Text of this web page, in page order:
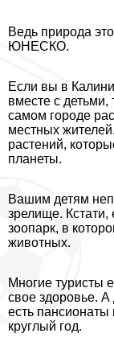
Ведь природа
ЮНЕСКО.
Если вы в
вместе с детьми,
самом городе
местных
растений,
планеты.
Вашим детям
зрелище.
зоопарк, в
животных.
Многие туристы
свое здоровье. А
есть
круглый год.